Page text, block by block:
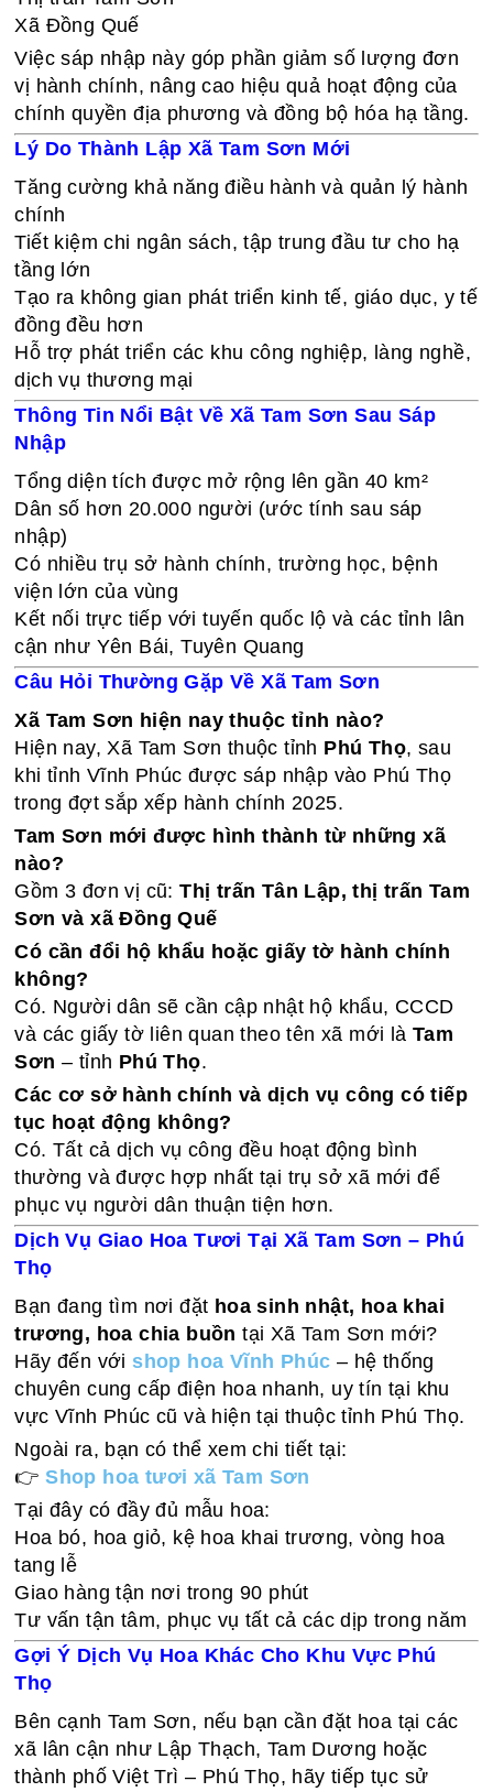
Xã Đồng Quế
Việc sáp nhập này góp phần giảm số lượng đơn
vị hành chính, nâng cao hiệu quả hoạt động của
chính quyền địa phương và đồng bộ hóa hạ tầng.
Lý Do Thành Lập Xã Tam Sơn Mới
Tăng cường khả năng điều hành và quản lý hành
chính
Tiết kiệm chi ngân sách, tập trung đầu tư cho hạ
tầng lớn
Tạo ra không gian phát triển kinh tế, giáo dục, y tế
đồng đều hơn
Hỗ trợ phát triển các khu công nghiệp, làng nghề,
dịch vụ thương mại
Thông Tin Nổi Bật Về Xã Tam Sơn Sau Sáp
Nhập
Tổng diện tích được mở rộng lên gần 40 km²
Dân số hơn 20.000 người (ước tính sau sáp
nhập)
Có nhiều trụ sở hành chính, trường học, bệnh
viện lớn của vùng
Kết nối trực tiếp với tuyến quốc lộ và các tỉnh lân
cận như Yên Bái, Tuyên Quang
Câu Hỏi Thường Gặp Về Xã Tam Sơn
Xã Tam Sơn hiện nay thuộc tỉnh nào?
Hiện nay, Xã Tam Sơn thuộc tỉnh Phú Thọ, sau
khi tỉnh Vĩnh Phúc được sáp nhập vào Phú Thọ
trong đợt sắp xếp hành chính 2025.
Tam Sơn mới được hình thành từ những xã
nào?
Gồm 3 đơn vị cũ:Thị trấn Tân Lập, thị trấn Tam
Sơn và xã Đồng Quế
Có cần đổi hộ khẩu hoặc giấy tờ hành chính
không?
Có. Người dân sẽ cần cập nhật hộ khẩu, CCCD
và các giấy tờ liên quan theo tên xã mới làTam
Sơn – tỉnh Phú Thọ.
Các cơ sở hành chính và dịch vụ công có tiếp
tục hoạt động không?
Có. Tất cả dịch vụ công đều hoạt động bình
thường và được hợp nhất tại trụ sở xã mới để
phục vụ người dân thuận tiện hơn.
Dịch Vụ Giao Hoa Tươi Tại Xã Tam Sơn – Phú
Thọ
Bạn đang tìm nơi đặt hoa sinh nhật, hoa khai
trương, hoa chia buồn tại Xã Tam Sơn mới?
Hãy đến với shop hoa Vĩnh Phúc – hệ thống
chuyên cung cấp điện hoa nhanh, uy tín tại khu
vực Vĩnh Phúc cũ và hiện tại thuộc tỉnh Phú Thọ.
Ngoài ra, bạn có thể xem chi tiết tại:
👉Shop hoa tươi xã Tam Sơn
Tại đây có đầy đủ mẫu hoa:
Hoa bó, hoa giỏ, kệ hoa khai trương, vòng hoa
tang lễ
Giao hàng tận nơi trong 90 phút
Tư vấn tận tâm, phục vụ tất cả các dịp trong năm
Gợi Ý Dịch Vụ Hoa Khác Cho Khu Vực Phú
Thọ
Bên cạnh Tam Sơn, nếu bạn cần đặt hoa tại các
xã lân cận như Lập Thạch, Tam Dương hoặc
thành phố Việt Trì – Phú Thọ, hãy tiếp tục sử